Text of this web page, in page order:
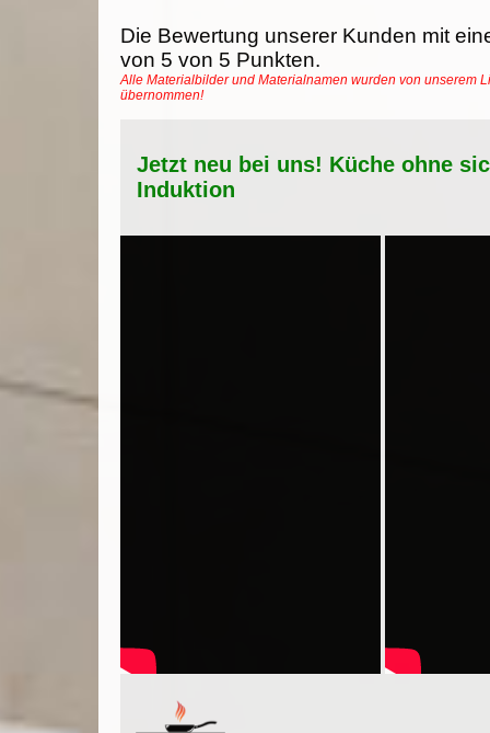
Die Bewertung unserer Kunden mit
von 5 von 5 Punkten.
Alle Materialbilder und Materialnamen wurden von unserem
übernommen!
Jetzt neu bei uns! Küche ohne
Induktion